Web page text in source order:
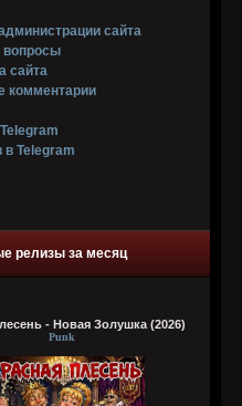
сайта
вопросы
сайта
комментарии
Telegram
релизы за месяц
- Новая Золушка (2026)
Punk